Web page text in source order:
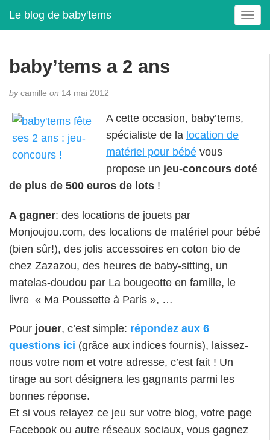
Le blog de baby'tems
T
o
t
baby’tems a 2 ans
bycamille on 14 mai 2012
A cette occasion, baby’tems,
spécialiste de la location de
matériel pour bébé vous
propose un jeu-concours doté
de plus de 500 euros de lots !
A gagner: des locations de jouets par
Monjoujou.com, des locations de matériel pour bébé
(bien sûr!), des jolis accessoires en coton bio de
chez Zazazou, des heures de baby-sitting, un
matelas-doudou par La bougeotte en famille, le
livre « Ma Poussette à Paris », …
Pour jouer, c’est simple: répondez aux 6
questions ici (grâce aux indices fournis), laissez-
nous votre nom et votre adresse, c’est fait ! Un
tirage au sort désignera les gagnants parmi les
bonnes réponse.
Et si vous relayez ce jeu sur votre blog, votre page
Facebook ou autre réseaux sociaux, vous gagnez